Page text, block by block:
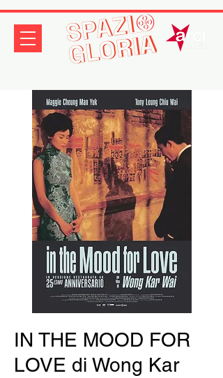
IN THE MOOD FOR
LOVE di Wong Kar